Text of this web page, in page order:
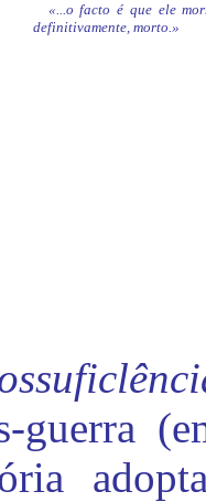
«...o facto é que ele
definitivamente, morto.»
guerra